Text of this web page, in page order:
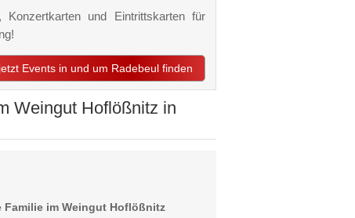
und Eintrittskarten für
jetzt Events in und um Radebeul finden
Weingut Hoflößnitz in
im Weingut Hoflößnitz